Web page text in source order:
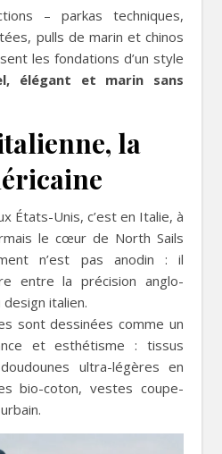
– parkas techniques,
pulls de marin et chinos
les fondations d’un style
élégant et marin sans
la
États-Unis, c’est en Italie, à
le cœur de North Sails
n’est pas anodin : il
entre la précision anglo-
design italien.
sont dessinées comme un
et esthétisme : tissus
ultra-légères en
bio-coton, vestes coupe-